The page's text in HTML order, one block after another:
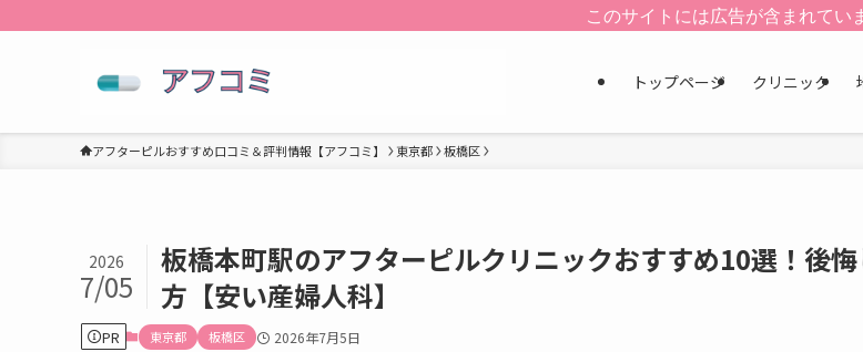
このサイトには広告が含まれてい
トップページ クリニック
アフターピルおすすめ口コミ＆評判情報【アフコミ】 東京都 板橋区
板橋本町駅のアフターピルクリニックおすすめ10選！後
方【安い産婦人科】
2026
7/05
PR 東京都 板橋区 2026年7月5日